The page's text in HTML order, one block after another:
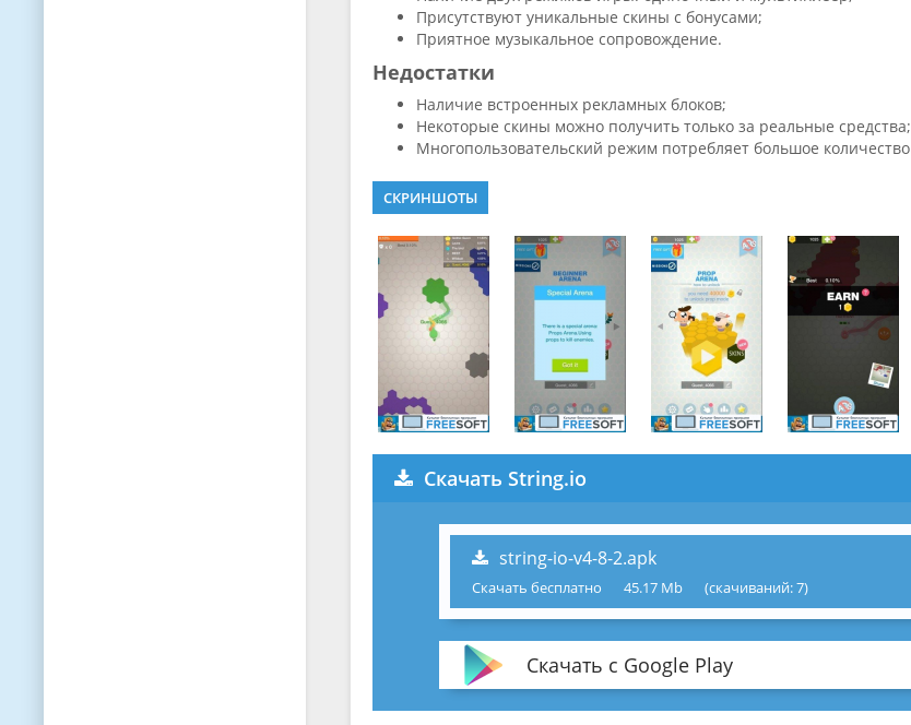
Присутствуют уникальные скины с бонусами;
Приятное музыкальное сопровождение.
Недостатки
Наличие встроенных рекламных блоков;
Некоторые скины можно получить только за реальные средства;
Многопользовательский режим потребляет большое
СКРИНШОТЫ
Скачать String.io
string-io-v4-8-2.apk
Скачать бесплатно 45.17 Mb (cкачиваний: 7)
Скачать с Google Play